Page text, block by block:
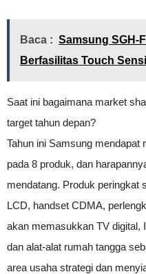
Baca : Samsung SGH-
Berfasilitas Touch
Saat ini bagaimana market
target tahun depan?
Tahun ini Samsung
pada 8 produk, dan
mendatang. Produk peringkat
LCD, handset CDMA,
akan memasukkan TV digital,
dan alat-alat rumah tangga
area usaha strategi dan